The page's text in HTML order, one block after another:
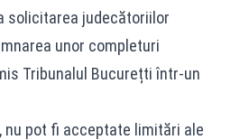
solicitarea judecătoriilor
unor completuri
Tribunalul Bucurețti într-un
pot fi acceptate limitări ale